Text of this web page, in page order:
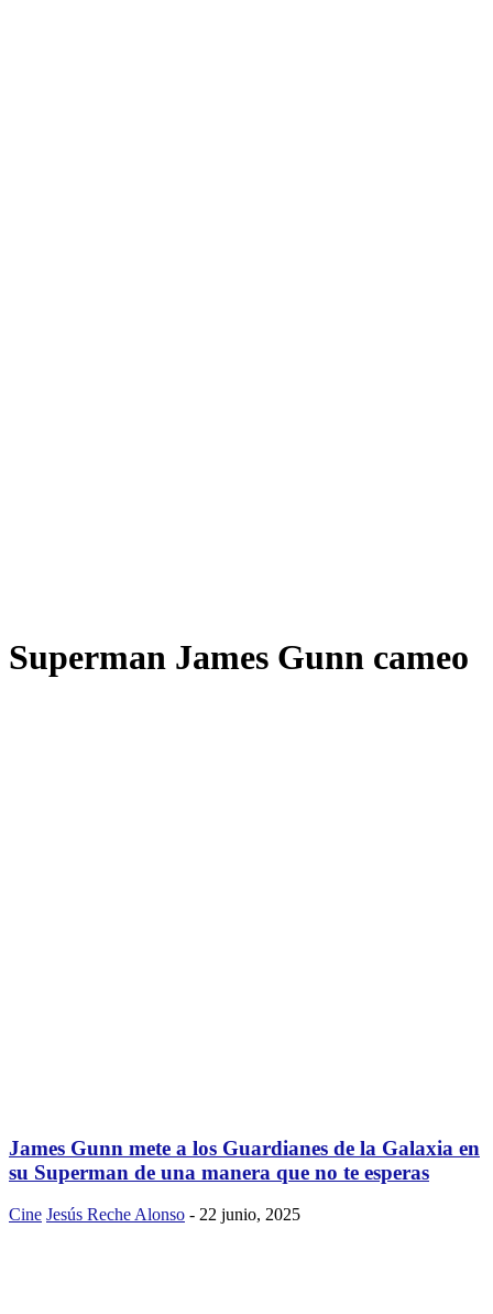
Superman James Gunn cameo
James Gunn mete a los Guardianes de la Galaxia en
su Superman de una manera que no te esperas
Cine Jesús Reche Alonso - 22 junio, 2025